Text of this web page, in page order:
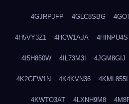
4GJRPJFP 4GLC8SBG
4H5VY3Z1 4HCW1AJA 4HINPU4S
4I5H850W 4IL73M3I 4JGM8GIJ
4K2GFW1N 4K4KVN36 4KML855I
4KWTO3AT 4LXNH9M8